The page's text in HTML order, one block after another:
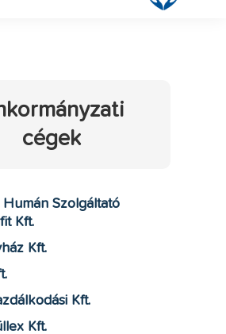
cégek
Humán Szolgáltató
Kft.
Kft.
Kft.
Kft.